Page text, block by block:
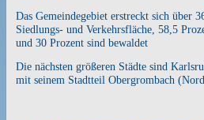
Das Gemeindegebiet erstreckt sich über
Siedlungs- und Verkehrsfläche, 58,5
und 30 Prozent sind bewaldet
Die nächsten größeren Städte sind
mit seinem Stadtteil Obergrombach